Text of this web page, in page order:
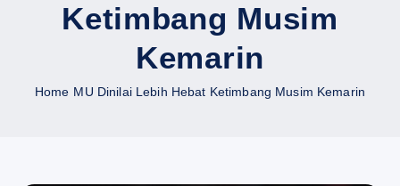
Ketimbang Musim
Kemarin
Home MU Dinilai Lebih Hebat Ketimbang Musim Kemarin